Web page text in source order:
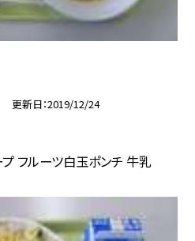
更新日 2019/12/24
フルーツ白玉ポンチ 牛乳